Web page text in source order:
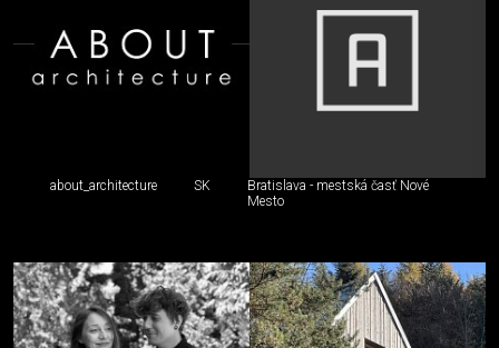
about_architecture SK
Bratislava - mestská časť Nové
Mesto